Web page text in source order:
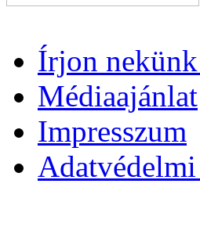
Írjon
Médiaajánlat
Impresszum